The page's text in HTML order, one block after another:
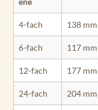
4-fach 138
6-fach 117
12-fach 177
24-fach 204